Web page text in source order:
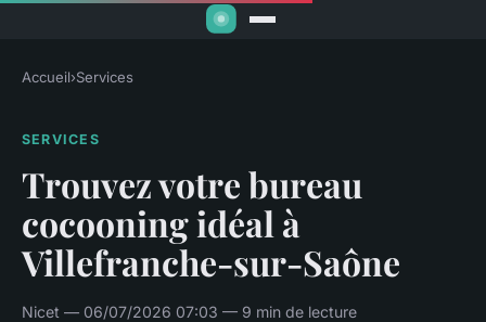
Accueil›Services
SERVICES
Trouvez votre bureau
cocooning idéal à
Villefranche-sur-Saône
Nicet — 06/07/2026 07:03 — 9 min de lecture